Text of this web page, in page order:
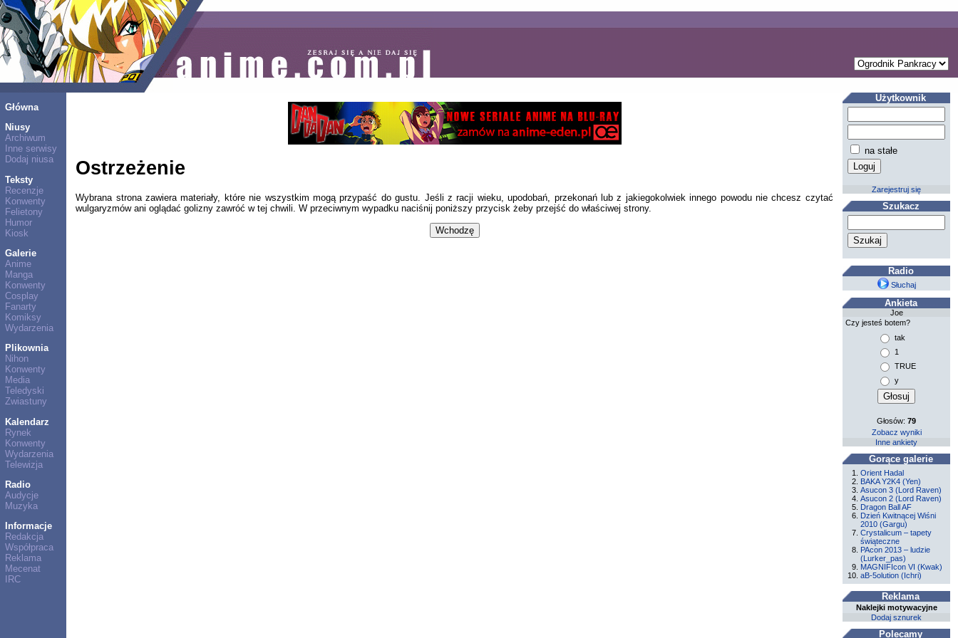
Główna
Niusy
Archiwum
Inne serwisy
Dodaj niusa
Teksty
Recenzje
Konwenty
Felietony
Humor
Kiosk
Galerie
Anime
Manga
Konwenty
Cosplay
Fanarty
Komiksy
Wydarzenia
Plikownia
Nihon
Konwenty
Media
Teledyski
Zwiastuny
Kalendarz
Rynek
Konwenty
Wydarzenia
Telewizja
Radio
Audycje
Muzyka
Informacje
Redakcja
Współpraca
Reklama
Mecenat
IRC
Ostrzeżenie
Wybrana strona zawiera materiały, które nie wszystkim mogą przypaść do gustu. Jeśli z racji wieku, upodobań, przekonań lub z jakiegokolwiek innego powodu nie chcesz czytać
wulgaryzmów ani oglądać golizny zawróć w tej chwili. W przeciwnym wypadku naciśnij poniższy przycisk żeby przejść do właściwej strony.
Użytkownik
na stałe
Zarejestruj się
Szukacz
Radio
Słuchaj
Ankieta
Joe
Czy jesteś botem?
tak
1
TRUE
y
Głosów:79
Zobacz wyniki
Inne ankiety
Gorące galerie
Orient Hadal
BAKA Y2K4 (Yen)
Asucon 3 (Lord Raven)
Asucon 2 (Lord Raven)
Dragon Ball AF
Dzień Kwitnącej Wiśni
2010 (Gargu)
Crystalicum – tapety
świąteczne
PAcon 2013 – ludzie
(Lurker_pas)
MAGNIFIcon VI (Kwak)
aB-5olution (Ichri)
Reklama
Naklejki motywacyjne
Dodaj sznurek
Polecamy